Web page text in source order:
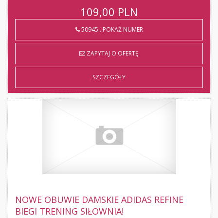
109,00 PLN
50945...POKAŻ NUMER
ZAPYTAJ O OFERTĘ
SZCZEGÓŁY
NOWE OBUWIE DAMSKIE ADIDAS REFINE
BIEGI TRENING SIŁOWNIA!